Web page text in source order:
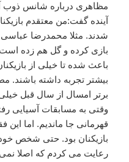
مظاهری درباره شانس ذوب
آینده گفت:من معتقدم
بازی کرده و گل هم زده
باعث شده تا خیلی از
بیشتر تجربه داشته باشند.
برتر امسال از سال قبل
وقتی به مسابقات آسیایی
قهرمانی جا ماندیم. اما
بازیکنان بود. حتی شخص
رعایت می کردم که اصلا نمی